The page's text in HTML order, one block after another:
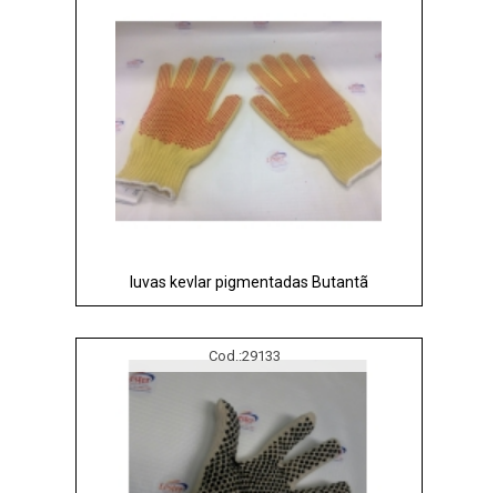
luvas kevlar pigmentadas Butantã
Cod.:29133